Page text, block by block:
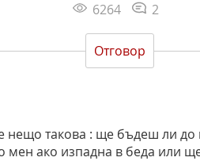
6264 2
Отговор
такова : ще бъдеш ли до
ако изпадна в беда или